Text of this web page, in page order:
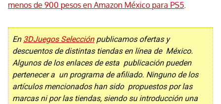
menos de 900 pesos en Amazon México para PS5.
En 3DJuegos Selecciónpublicamos ofertas y
descuentos de distintas tiendas en línea de México.
Algunos de los enlaces de esta publicación pueden
pertenecer a un programa de afiliado. Ninguno de los
artículos mencionados han sido propuestos por las
marcas ni por las tiendas, siendo su introducción una